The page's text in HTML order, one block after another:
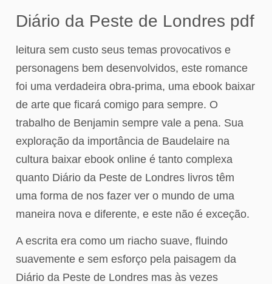
Diário da Peste de Londres pdf
leitura sem custo seus temas provocativos e
personagens bem desenvolvidos, este romance
foi uma verdadeira obra-prima, uma ebook baixar
de arte que ficará comigo para sempre. O
trabalho de Benjamin sempre vale a pena. Sua
exploração da importância de Baudelaire na
cultura baixar ebook online é tanto complexa
quanto Diário da Peste de Londres livros têm
uma forma de nos fazer ver o mundo de uma
maneira nova e diferente, e este não é exceção.
A escrita era como um riacho suave, fluindo
suavemente e sem esforço pela paisagem da
Diário da Peste de Londres mas às vezes